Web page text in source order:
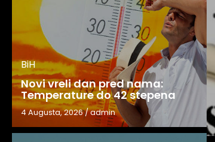
BiH
Novi vreli dan pred nama:
Temperature do 42 stepena
4 Augusta, 2026/admin